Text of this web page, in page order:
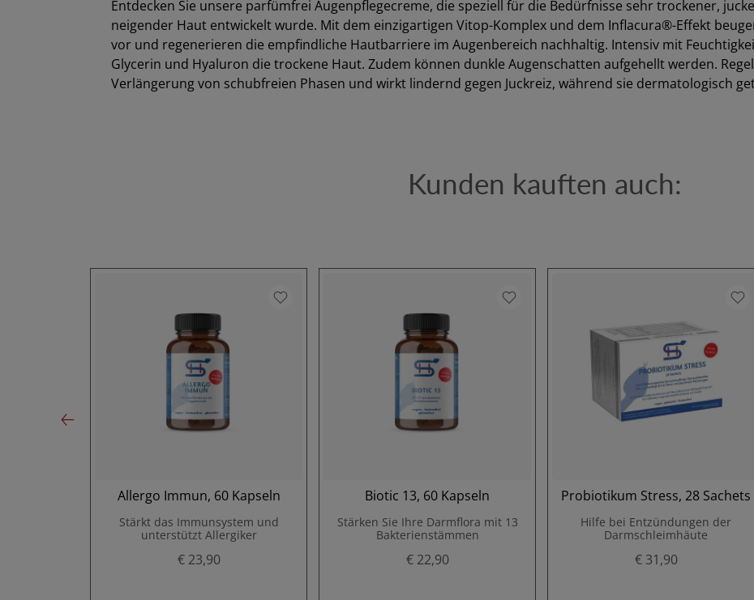
Entdecken Sie unsere parfümfrei Augenpflegecreme, die speziell für die Bedürfnisse sehr trockener,
neigender Haut entwickelt wurde. Mit dem einzigartigen Vitop-Komplex und dem Inflacura®-Effekt
vor und regenerieren die empfindliche Hautbarriere im Augenbereich nachhaltig. Intensiv mit
Glycerin und Hyaluron die trockene Haut. Zudem können dunkle Augenschatten aufgehellt werden.
Verlängerung von schubfreien Phasen und wirkt lindernd gegen Juckreiz, während sie dermatologisch
Kunden kauften auch:
Allergo Immun, 60 Kapseln
Stärkt das Immunsystem und
unterstützt Allergiker
€ 23,90
Biotic 13, 60 Kapseln
Stärken Sie Ihre Darmflora mit 13
Bakterienstämmen
€ 22,90
Probiotikum Stress, 28 Sachets
Hilfe bei Entzündungen der
Darmschleimhäute
€ 31,90